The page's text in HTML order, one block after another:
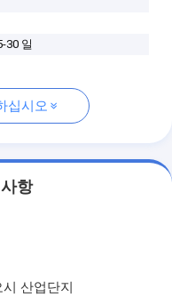
30 일
십시오
항
산업단지